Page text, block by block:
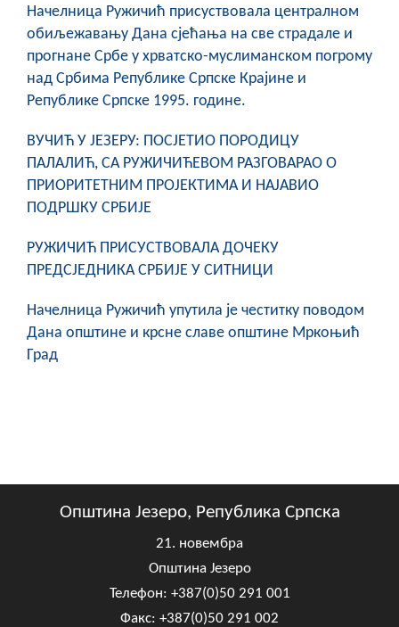
Геоистраживања
ФИНАНСИЈЕ
ПРИВРЕДА
Пољопривреда
Туризам
Спорт
ЦИВИЛНА ЗАШТИТА
Начелница Ружичић присуствовала централном
обиљежавању Дана сјећања на све страдале и
прогнане Србе у хрватско-муслиманском погрому
над Србима Републике Српске Крајине и
Републике Српске 1995. године.
ВУЧИЋ У ЈЕЗЕРУ: ПОСЈЕТИО ПОРОДИЦУ
ПАЛАЛИЋ, СА РУЖИЧИЋЕВОМ РАЗГОВАРАО О
ПРИОРИТЕТНИМ ПРОЈЕКТИМА И НАЈАВИО
ПОДРШКУ СРБИЈЕ
РУЖИЧИЋ ПРИСУСТВОВАЛА ДОЧЕКУ
ПРЕДСЈЕДНИКА СРБИЈЕ У СИТНИЦИ
Начелница Ружичић упутила је честитку поводом
Дана општине и крсне славе општине Мркоњић
Град
Општина Језеро, Република Српска
21. новембра
Општина Језеро
Телефон: +387(0)50 291 001
Факс: +387(0)50 291 002